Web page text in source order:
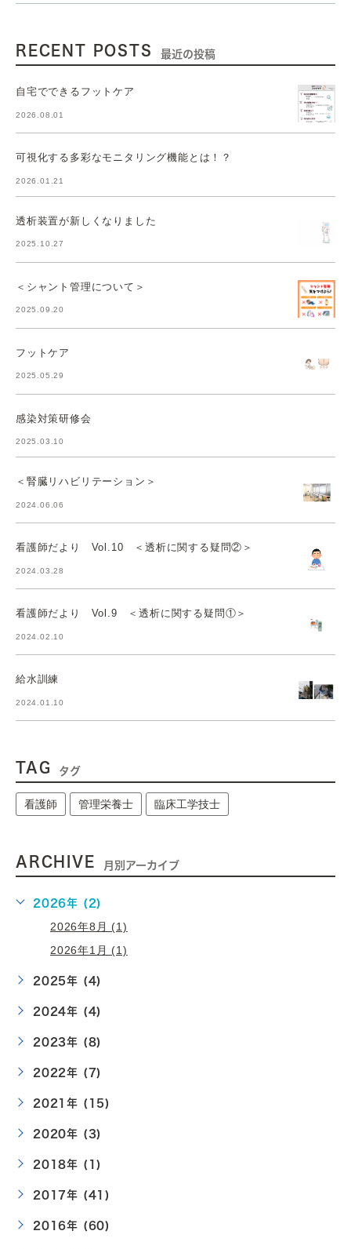
RECENT POSTS 最近の投稿
自宅でできるフットケア
2026.08.01
可視化する多彩なモニタリング機能とは！？
2026.01.21
透析装置が新しくなりました
2025.10.27
＜シャント管理について＞
2025.09.20
フットケア
2025.05.29
感染対策研修会
2025.03.10
＜腎臓リハビリテーション＞
2024.06.06
看護師だより Vol.10 ＜透析に関する疑問②＞
2024.03.28
看護師だより Vol.9 ＜透析に関する疑問①＞
2024.02.10
給水訓練
2024.01.10
TAG タグ
看護師 管理栄養士 臨床工学技士
ARCHIVE 月別アーカイブ
2026年 (2)
2026年8月 (1)
2026年1月 (1)
2025年 (4)
2024年 (4)
2023年 (8)
2022年 (7)
2021年 (15)
2020年 (3)
2018年 (1)
2017年 (41)
2016年 (60)